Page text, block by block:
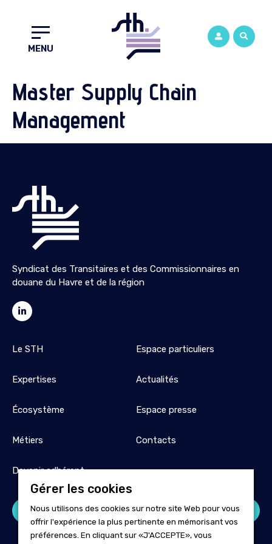
MENU
Master Supply Chain
Management
Syndicat des Transitaires et des Commissionnaires en
douane du Havre et de la région
Le STH
Expertises
Écosystème
Métiers
Devenir adhérent
Espace particuliers
Actualités
Espace presse
Contacts
Espace adhérent
Gérer les cookies
Nous utilisons des cookies sur notre site Web pour vous
offrir l'expérience la plus pertinente en mémorisant vos
préférences. En cliquant sur «J'ACCEPTE», vous